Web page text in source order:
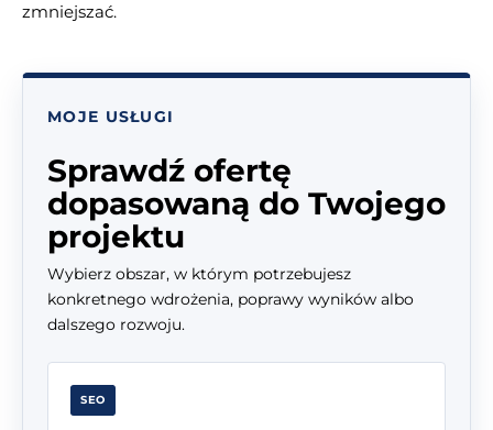
zmniejszać.
MOJE USŁUGI
Sprawdź ofertę
dopasowaną do Twojego
projektu
Wybierz obszar, w którym potrzebujesz
konkretnego wdrożenia, poprawy wyników albo
dalszego rozwoju.
SEO